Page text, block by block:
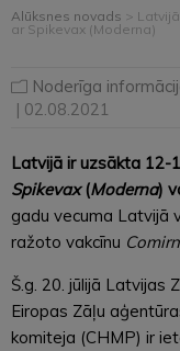
Alūksnes novads >
ar Spikevax (Moderna)
Noderīga
| 02.08.2021
Latvijā ir uzsākta 12-
Spikevax(Moderna)
gadu vecuma Latvijā
ražoto vakcīnu
Š.g. 20. jūlijā Latvijas
Eiropas Zāļu
komiteja (CHMP) ir